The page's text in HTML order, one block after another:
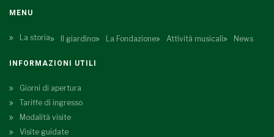
MENU
La storia Il giardino La Fondazione Attività musicali News
INFORMAZIONI UTILI
Giorni di apertura
Tariffe di ingresso
Modalità visite
Visite guidate